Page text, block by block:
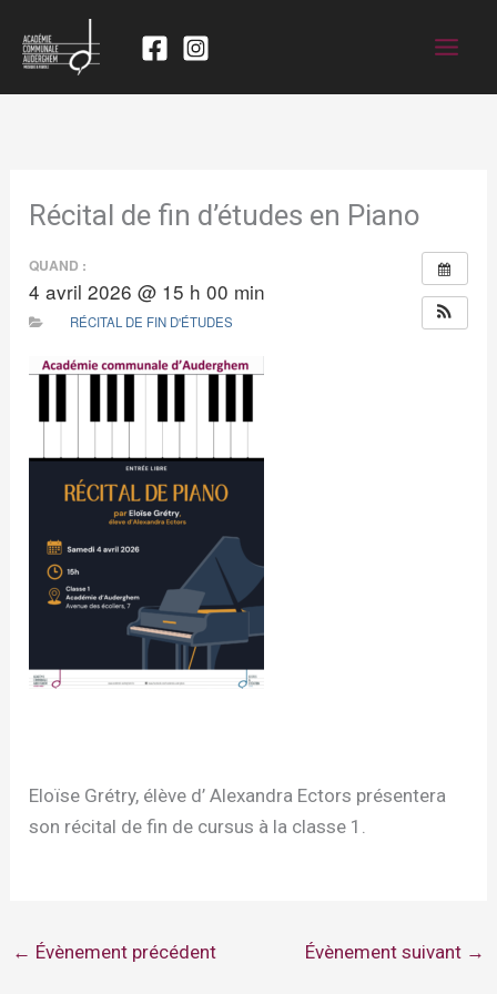
Récital de fin d’études en Piano
QUAND :
4 avril 2026 @ 15 h 00 min
RÉCITAL DE FIN D'ÉTUDES
Eloïse Grétry, élève d’ Alexandra Ectors présentera
son récital de fin de cursus à la classe 1.
← Évènement précédent Évènement suivant →